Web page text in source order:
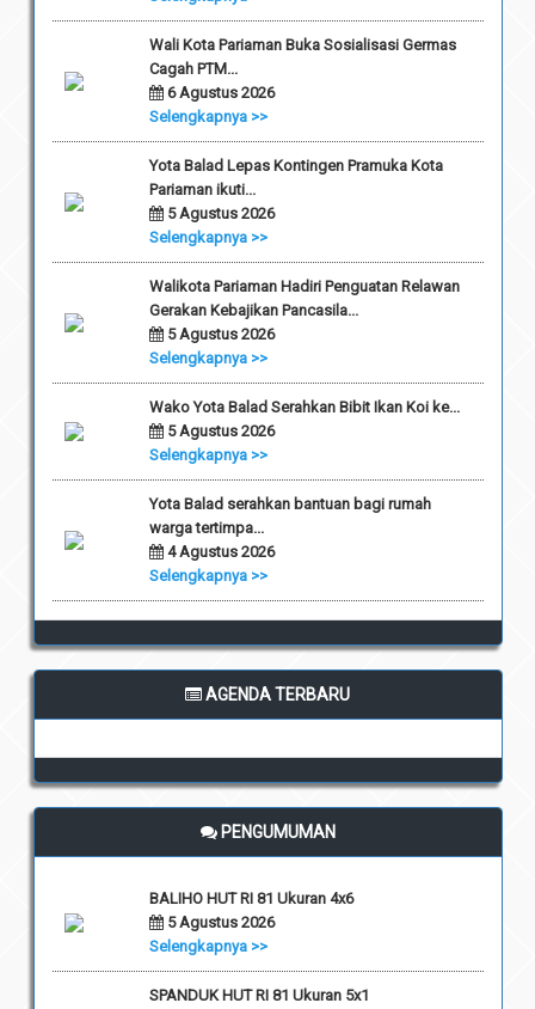
Wali Kota Pariaman Buka Sosialisasi Germas
Cagah PTM...
6 Agustus 2026
Selengkapnya >>
Yota Balad Lepas Kontingen Pramuka Kota
Pariaman ikuti...
5 Agustus 2026
Selengkapnya >>
Walikota Pariaman Hadiri Penguatan Relawan
Gerakan Kebajikan Pancasila...
5 Agustus 2026
Selengkapnya >>
Wako Yota Balad Serahkan Bibit Ikan Koi ke...
5 Agustus 2026
Selengkapnya >>
Yota Balad serahkan bantuan bagi rumah
warga tertimpa...
4 Agustus 2026
Selengkapnya >>
AGENDA TERBARU
PENGUMUMAN
BALIHO HUT RI 81 Ukuran 4x6
5 Agustus 2026
Selengkapnya >>
SPANDUK HUT RI 81 Ukuran 5x1